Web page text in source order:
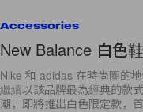
Accessories
New Balance 白色
Nike 和 adidas 在時尚圈的
繼續以該品牌最為經典的款
潮，即將推出白色限定款，